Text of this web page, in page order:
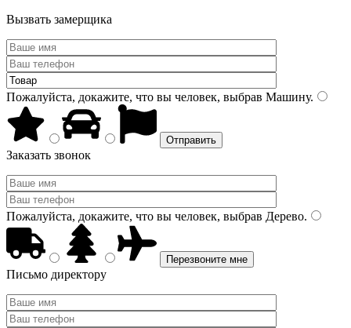
Вызвать замерщика
Пожалуйста, докажите, что вы человек, выбрав Машину.
Заказать звонок
Пожалуйста, докажите, что вы человек, выбрав Дерево.
Письмо директору